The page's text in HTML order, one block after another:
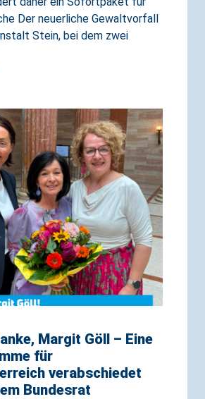
Der neuerliche Gewaltvorfall
Stein, bei dem zwei
Margit Göll – Eine
für
verabschiedet
Bundesrat